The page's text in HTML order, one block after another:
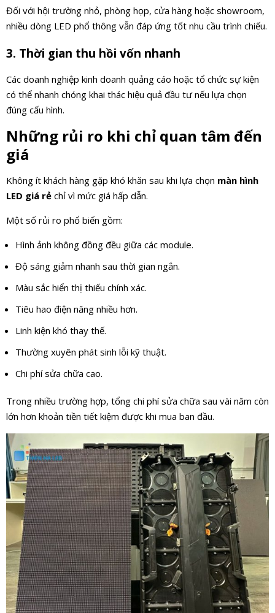
Đối với hội trường nhỏ, phòng họp, cửa hàng hoặc showroom,
nhiều dòng LED phổ thông vẫn đáp ứng tốt nhu cầu trình chiếu.
3. Thời gian thu hồi vốn nhanh
Các doanh nghiệp kinh doanh quảng cáo hoặc tổ chức sự kiện
có thể nhanh chóng khai thác hiệu quả đầu tư nếu lựa chọn
đúng cấu hình.
Những rủi ro khi chỉ quan tâm đến
giá
Không ít khách hàng gặp khó khăn sau khi lựa chọn màn hình
LED giá rẻ chỉ vì mức giá hấp dẫn.
Một số rủi ro phổ biến gồm:
Hình ảnh không đồng đều giữa các module.
Độ sáng giảm nhanh sau thời gian ngắn.
Màu sắc hiển thị thiếu chính xác.
Tiêu hao điện năng nhiều hơn.
Linh kiện khó thay thế.
Thường xuyên phát sinh lỗi kỹ thuật.
Chi phí sửa chữa cao.
Trong nhiều trường hợp, tổng chi phí sửa chữa sau vài năm còn
lớn hơn khoản tiền tiết kiệm được khi mua ban đầu.